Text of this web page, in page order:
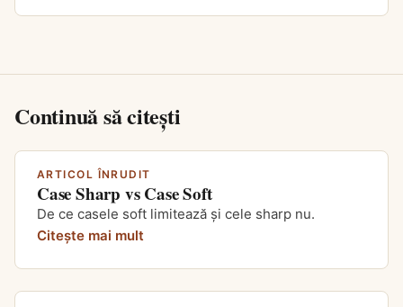
Continuă să citești
ARTICOL ÎNRUDIT
Case Sharp vs Case Soft
De ce casele soft limitează și cele sharp nu.
Citește mai mult